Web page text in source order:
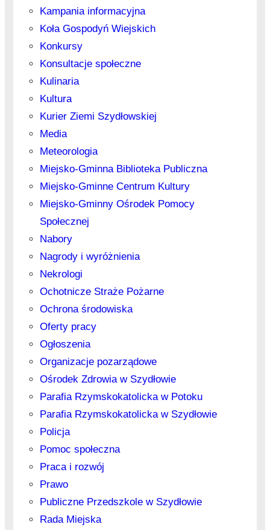
Kampania informacyjna
Koła Gospodyń Wiejskich
Konkursy
Konsultacje społeczne
Kulinaria
Kultura
Kurier Ziemi Szydłowskiej
Media
Meteorologia
Miejsko-Gminna Biblioteka Publiczna
Miejsko-Gminne Centrum Kultury
Miejsko-Gminny Ośrodek Pomocy
Społecznej
Nabory
Nagrody i wyróżnienia
Nekrologi
Ochotnicze Straże Pożarne
Ochrona środowiska
Oferty pracy
Ogłoszenia
Organizacje pozarządowe
Ośrodek Zdrowia w Szydłowie
Parafia Rzymskokatolicka w Potoku
Parafia Rzymskokatolicka w Szydłowie
Policja
Pomoc społeczna
Praca i rozwój
Prawo
Publiczne Przedszkole w Szydłowie
Rada Miejska